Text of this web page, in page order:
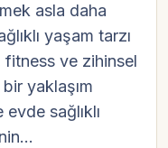
asla daha
yaşam tarzı
fitness ve zihinsel
yaklaşım
sağlıklı